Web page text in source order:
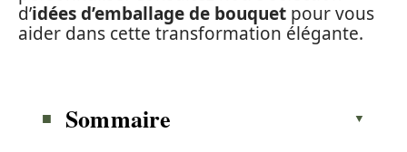
d’idées d’emballage de bouquet pour vous
aider dans cette transformation élégante.
Sommaire